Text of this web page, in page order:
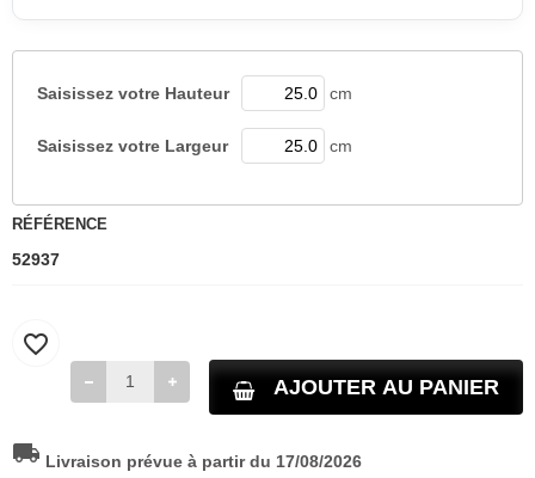
Saisissez votre Hauteur cm
Saisissez votre Largeur cm
RÉFÉRENCE
52937
AJOUTER AU PANIER
favorite_border
local_shipping Livraison prévue à partir du 17/08/2026